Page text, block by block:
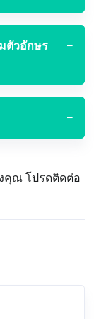
ตัวอักษร
−
−
คุณ โปรดติดต่อ